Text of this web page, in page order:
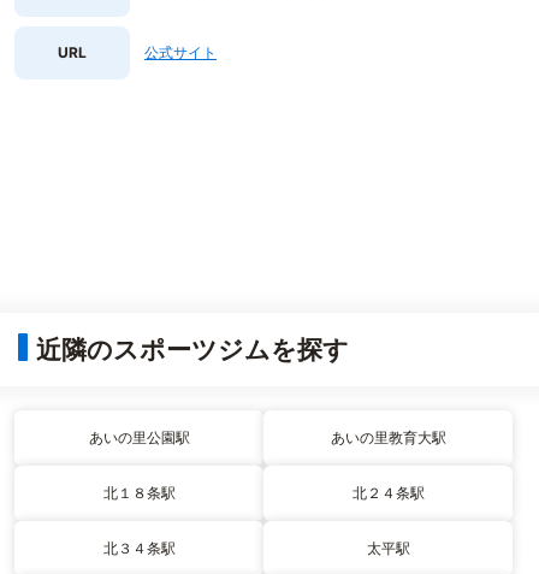
URL 公式サイト
近隣のスポーツジムを探す
あいの里公園駅 あいの里教育大駅
北１８条駅 北２４条駅
北３４条駅 太平駅